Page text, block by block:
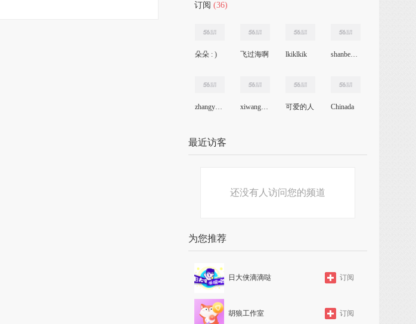
订阅 (36)
朵朵 : ) 飞过海啊 lkiklkik shanbentegong
zhangyuan831223 xiwangwang1 可爱的人 Chinada
最近访客
还没有人访问您的频道
为您推荐
日大侠滴滴哒 订阅
胡狼工作室 订阅